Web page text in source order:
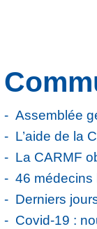
Assemblée
L’aide de la
La CARMF
46 médecins
Derniers
Covid-19 :